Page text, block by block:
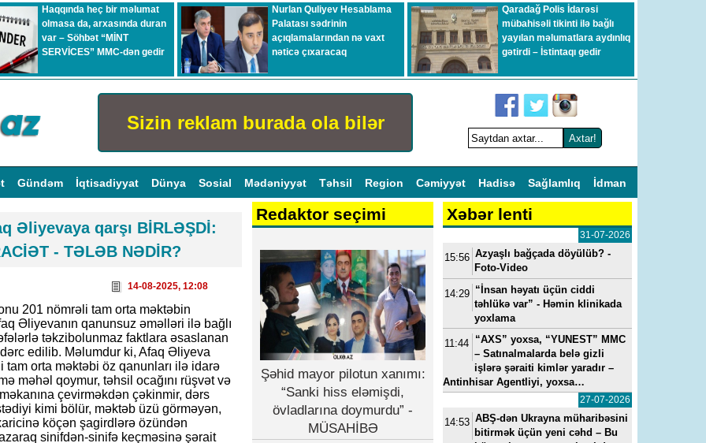
Haqqında heç bir məlumat
olmasa da, arxasında duran
var – Söhbət “MİNT
SERVİCES” MMC-dən gedir
Nurlan Quliyev Hesablama
Palatası sədrinin
açıqlamalarından nə vaxt
nəticə çıxaracaq
Qaradağ Polis İdarəsi
mübahisəli tikinti ilə bağlı
yayılan məlumatlara aydınlıq
gətirdi – İstintaqı gedir
Sizin reklam burada ola bilər
Gündəm İqtisadiyyat Dünya Sosial Mədəniyyət Təhsil Region Cəmiyyət Hadisə Sağlamlıq İdman
Əliyevaya qarşı BİRLƏŞDİ:
- TƏLƏB NƏDİR?
14-08-2025, 12:08
201 nömrəli tam orta məktəbin
Əliyevanın qanunsuz əməlləri ilə bağlı
təkzibolunmaz faktlara əsaslanan
edilib. Məlumdur ki, Afaq Əliyeva
tam orta məktəbi öz qanunları ilə idarə
məhəl qoymur, təhsil ocağını rüşvət və
çevirməkdən çəkinmir, dərs
kimi bölür, məktəb üzü görməyən,
köçən şagirdlərə özündən
sinifdən-sinifə keçməsinə şərait
Redaktor seçimi
Şəhid mayor pilotun xanımı:
“Sanki hiss eləmişdi,
övladlarına doymurdu” -
MÜSAHİBƏ
Xəbər lenti
31-07-2026
15:56 Azyaşlı bağçada döyülüb? -
Foto-Video
14:29 “İnsan həyatı üçün ciddi
təhlükə var” - Həmin klinikada
yoxlama
11:44 “AXS” yoxsa, “YUNEST” MMC
– Satınalmalarda belə gizli
işlərə şəraiti kimlər yaradır –
Antinhisar Agentliyi, yoxsa…
27-07-2026
14:53 ABŞ-dən Ukrayna müharibəsini
bitirmək üçün yeni cəhd – Bu